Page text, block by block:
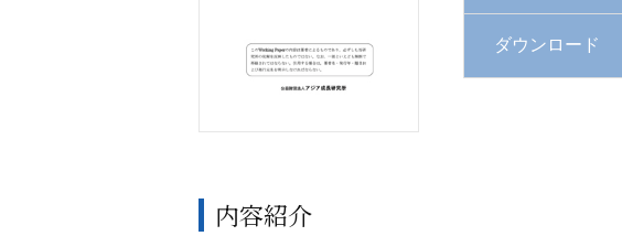
ダウンロード
内容紹介